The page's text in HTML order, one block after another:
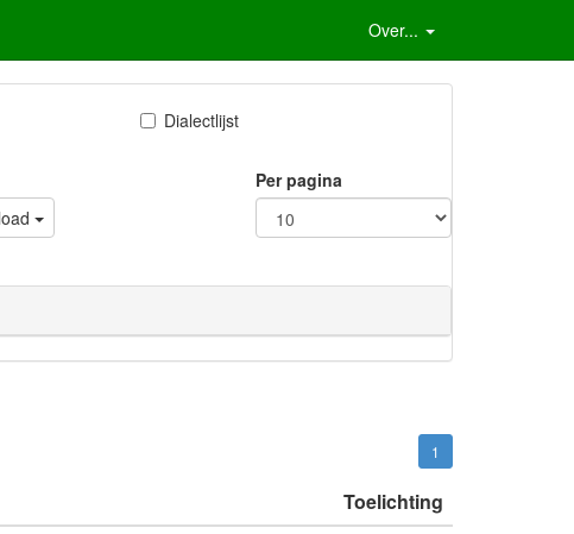
Over...
Dialectlijst
Per pagina
1
Toelichting